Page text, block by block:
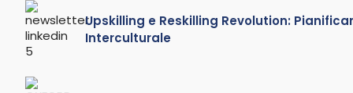
Upskilling e Reskilling Revolution:
Interculturale